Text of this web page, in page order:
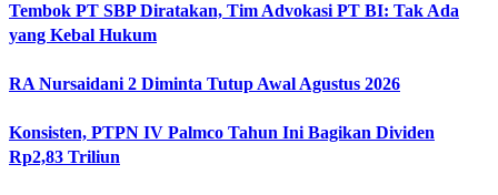
Tembok PT SBP Diratakan, Tim Advokasi PT BI: Tak Ada
yang Kebal Hukum
RA Nursaidani 2 Diminta Tutup Awal Agustus 2026
Konsisten, PTPN IV Palmco Tahun Ini Bagikan Dividen
Rp2,83 Triliun